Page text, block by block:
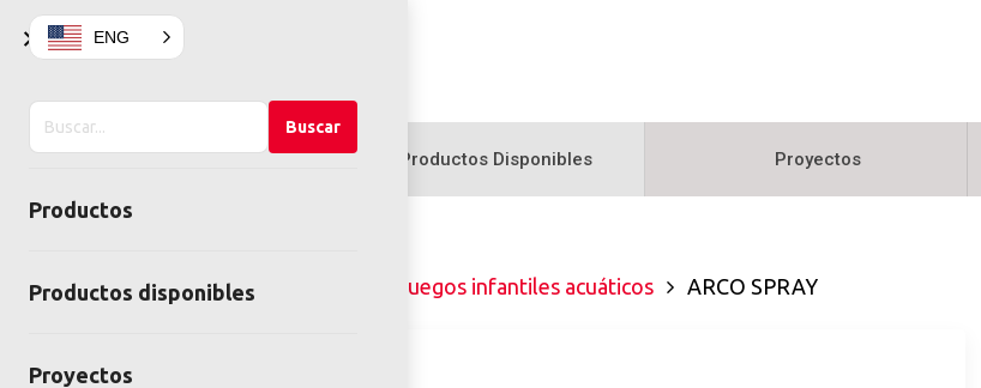
Productos Productos Disponibles Proyectos
Home Juegos infantiles Juegos infantiles acuáticos ARCO SPRAY
×
Buscar
en
Buscar
Productos
Productos disponibles
Proyectos
ENG